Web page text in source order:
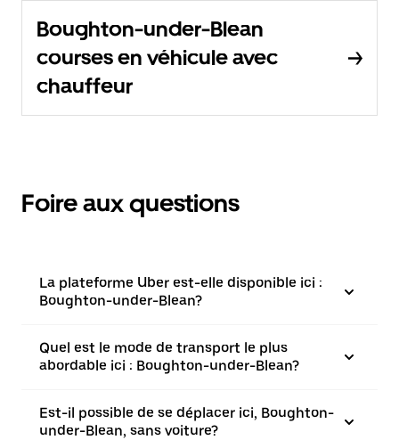
Boughton-under-Blean
courses en véhicule avec
chauffeur
Foire aux questions
La plateforme Uber est-elle disponible ici :
Boughton-under-Blean?
Quel est le mode de transport le plus
abordable ici : Boughton-under-Blean?
Est-il possible de se déplacer ici, Boughton-
under-Blean, sans voiture?